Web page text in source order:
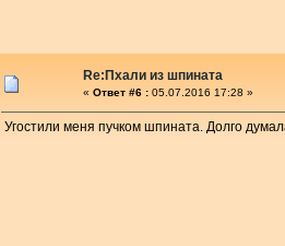
Re:Пхали из шпината
« Ответ #6 : 05.07.2016 17:28 »
Угостили меня пучком шпината. Долго